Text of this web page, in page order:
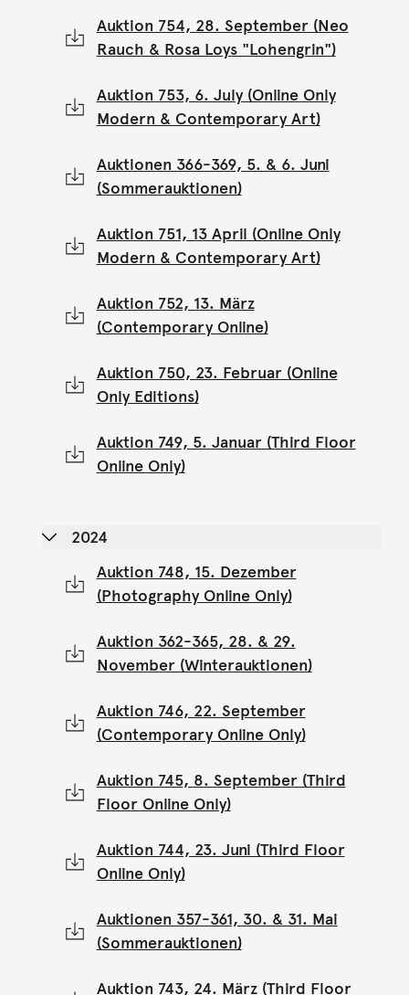
Auktion 754, 28. September (Neo
Rauch & Rosa Loys "Lohengrin")
Auktion 753, 6. July (Online Only
Modern & Contemporary Art)
Auktionen 366-369, 5. & 6. Juni
(Sommerauktionen)
Auktion 751, 13 April (Online Only
Modern & Contemporary Art)
Auktion 752, 13. März
(Contemporary Online)
Auktion 750, 23. Februar (Online
Only Editions)
Auktion 749, 5. Januar (Third Floor
Online Only)
2024
Auktion 748, 15. Dezember
(Photography Online Only)
Auktion 362-365, 28. & 29.
November (Winterauktionen)
Auktion 746, 22. September
(Contemporary Online Only)
Auktion 745, 8. September (Third
Floor Online Only)
Auktion 744, 23. Juni (Third Floor
Online Only)
Auktionen 357-361, 30. & 31. Mai
(Sommerauktionen)
Auktion 743, 24. März (Third Floor